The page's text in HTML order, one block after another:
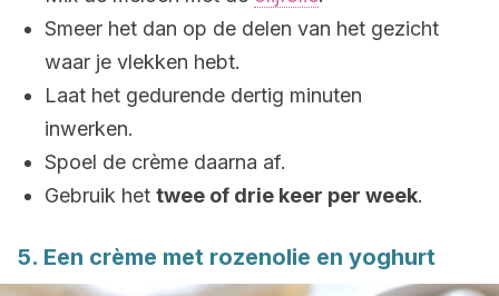
Smeer het dan op de delen van het gezicht
waar je vlekken hebt.
Laat het gedurende dertig minuten
inwerken.
Spoel de crème daarna af.
Gebruik het twee of drie keer per week.
5. Een crème met rozenolie en yoghurt